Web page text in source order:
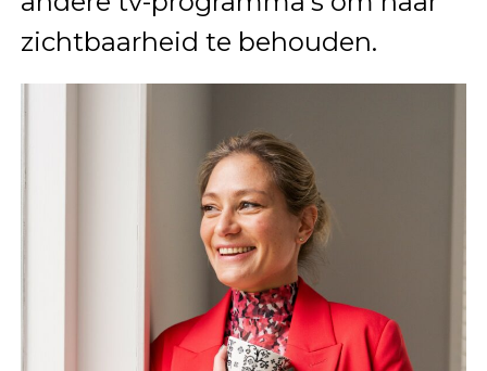
zichtbaarheid te behouden.